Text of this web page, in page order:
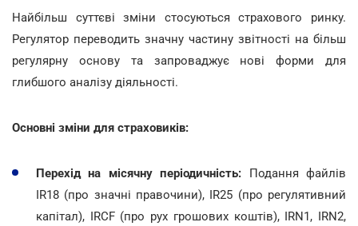
Найбільш суттєві зміни стосуються страхового ринку.
Регулятор переводить значну частину звітності на більш
регулярну основу та запроваджує нові форми для
глибшого аналізу діяльності.
Основні зміни для страховиків:
Перехід на місячну періодичність: Подання файлів
IR18 (про значні правочини), IR25 (про регулятивний
капітал), IRCF (про рух грошових коштів), IRN1, IRN2,